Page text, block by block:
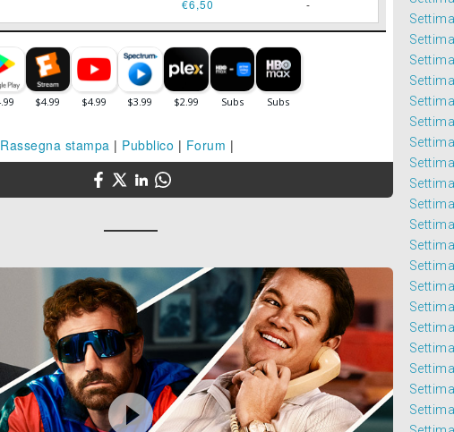
€6,50 -
Rassegna stampa | Pubblico | Forum |
